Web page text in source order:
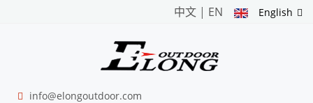
English
中文 | EN
info@elongoutdoor.com